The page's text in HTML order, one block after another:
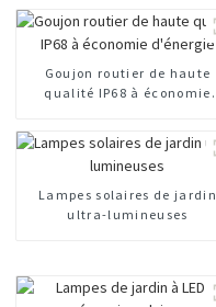
Goujon routier de haute
qualité IP68 à économie
Lampes solaires de jardin
ultra-lumineuses